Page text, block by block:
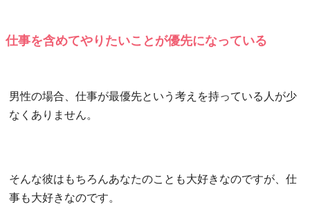
仕事を含めてやりたいことが優先になっている
男性の場合、仕事が最優先という考えを持っている人が少
なくありません。
そんな彼はもちろんあなたのことも大好きなのですが、仕
事も大好きなのです。